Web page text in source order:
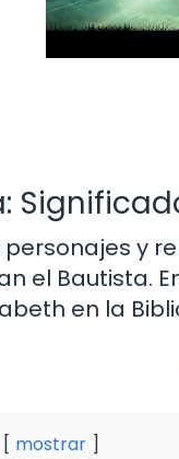
y
el Bautista.
en la
mostrar